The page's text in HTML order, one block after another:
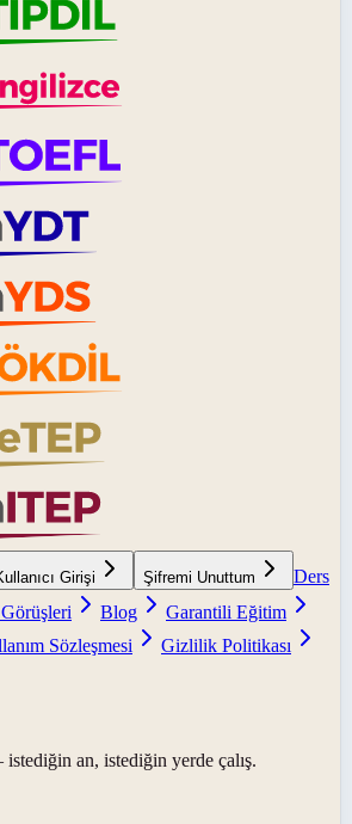
Girişi Şifremi Unuttum
Ders
Blog
Garantili Eğitim
Sözleşmesi
Gizlilik Politikası
an, istediğin yerde çalış.